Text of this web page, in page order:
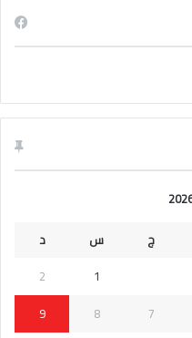
ج س
د
1
2
7
8
9